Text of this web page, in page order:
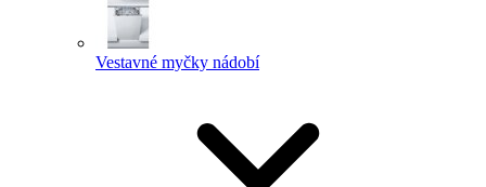
Vestavné myčky nádobí